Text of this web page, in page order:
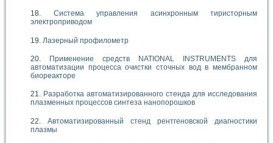
Система управления асинхронным тиристорным
электроприводом
Лазерный профилометр
Применение средств NATIONAL INSTRUMENTS для
автоматизации процесса очистки сточных вод в мембранном
биореакторе
Разработка автоматизированного стенда для исследования
плазменных процессов синтеза нанопорошков
Автоматизированный стенд рентгеновской диагностики
плазмы